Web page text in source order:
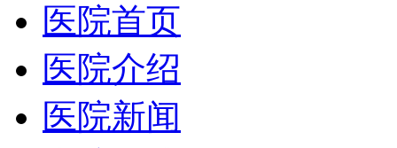
医院首页
医院介绍
医院新闻